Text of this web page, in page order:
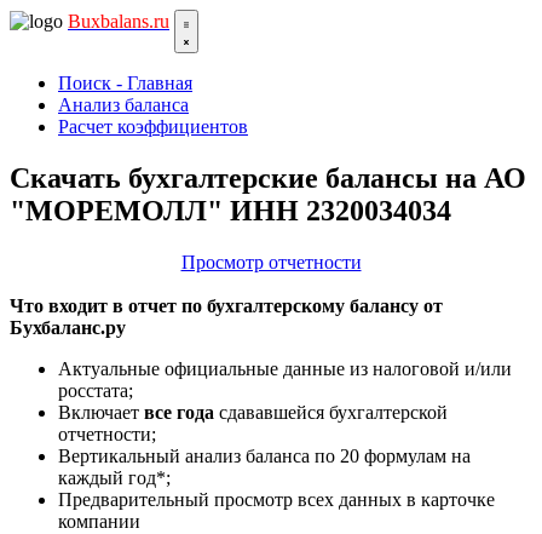
Buxbalans.ru
Поиск - Главная
Анализ баланса
Расчет коэффициентов
Скачать бухгалтерские балансы на АО
"МОРЕМОЛЛ" ИНН 2320034034
Просмотр отчетности
Что входит в отчет по бухгалтерскому балансу от
Бухбаланс.ру
Актуальные официальные данные из налоговой и/или
росстата;
Включает все года сдававшейся бухгалтерской
отчетности;
Вертикальный анализ баланса по 20 формулам на
каждый год*;
Предварительный просмотр всех данных в карточке
компании